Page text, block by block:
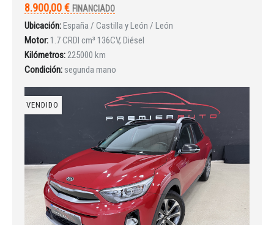
Iniciar sesión
INICIAR SESIÓN
¿Ha olvidado la contraseña?
8.900,00 € FINANCIADO
Ubicación:España / Castilla y León / León
Motor: 1.7 CRDI cm³ 136CV, Diésel
Kilómetros:225000 km
Condición: segunda mano
VENDIDO